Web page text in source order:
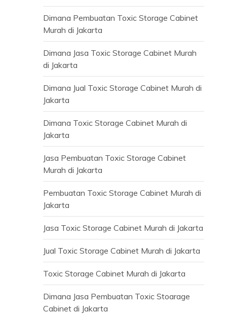
Dimana Pembuatan Toxic Storage Cabinet
Murah di Jakarta
Dimana Jasa Toxic Storage Cabinet Murah
di Jakarta
Dimana Jual Toxic Storage Cabinet Murah di
Jakarta
Dimana Toxic Storage Cabinet Murah di
Jakarta
Jasa Pembuatan Toxic Storage Cabinet
Murah di Jakarta
Pembuatan Toxic Storage Cabinet Murah di
Jakarta
Jasa Toxic Storage Cabinet Murah di Jakarta
Jual Toxic Storage Cabinet Murah di Jakarta
Toxic Storage Cabinet Murah di Jakarta
Dimana Jasa Pembuatan Toxic Stoarage
Cabinet di Jakarta